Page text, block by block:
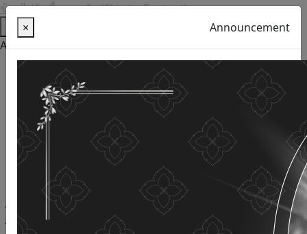
ข้ามไปยังเนื้อหาหลัก (Skip to Content)
Help
Accessibility Tools
Thai language
English
Increase the font size
Reduce font size
Normal font size
High Definition
Negative sharpness
Normal Definition
Open and read with voice
Turn off voice reading
Site map
× Announcement